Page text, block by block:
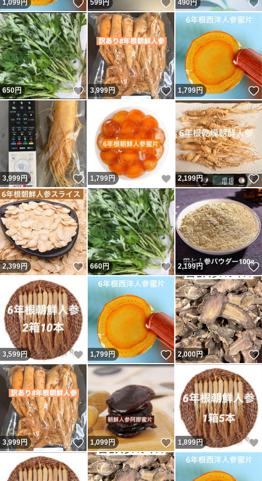
1,099円 いいね！
599円 いいね！
490円
650円 いいね！
3,999円 いいね！
1,799円
3,999円 いいね！
1,799円 いいね！
2,199円
2,399円 いいね！
660円 いいね！
2,199円
3,599円 いいね！
1,799円 いいね！
2,000円
3,999円 いいね！
1,099円 いいね！
1,899円